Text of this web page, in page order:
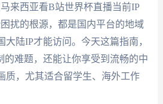
来西亚看B站世界杯直播当前IP
扰的根源，都是国内平台的地域
陆IP才能访问。今天这篇指南，
的难题，还能让你享受到流畅的中
质，尤其适合留学生、海外工作